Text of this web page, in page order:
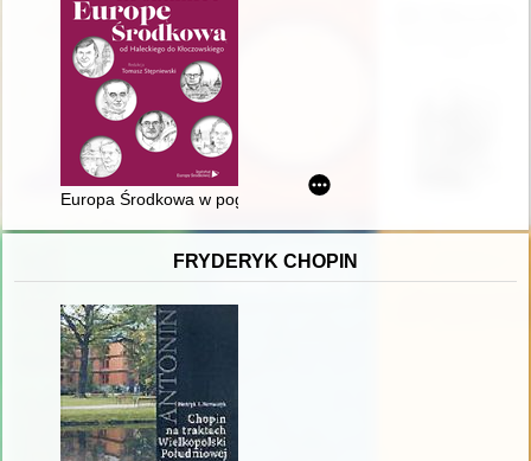
Europa Środkowa w poglądach Jenő Szűcsa
FRYDERYK CHOPIN